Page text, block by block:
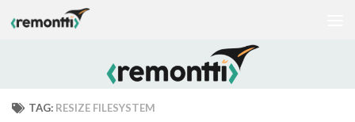
Skip to content
TAG: RESIZE FILESYSTEM